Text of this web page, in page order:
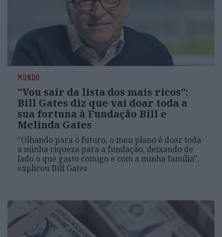
MUNDO
"Vou sair da lista dos mais ricos":
Bill Gates diz que vai doar toda a
sua fortuna à Fundação Bill e
Melinda Gates
"Olhando para o futuro, o meu plano é doar toda
a minha riqueza para a fundação, deixando de
lado o que gasto comigo e com a minha família",
explicou Bill Gates